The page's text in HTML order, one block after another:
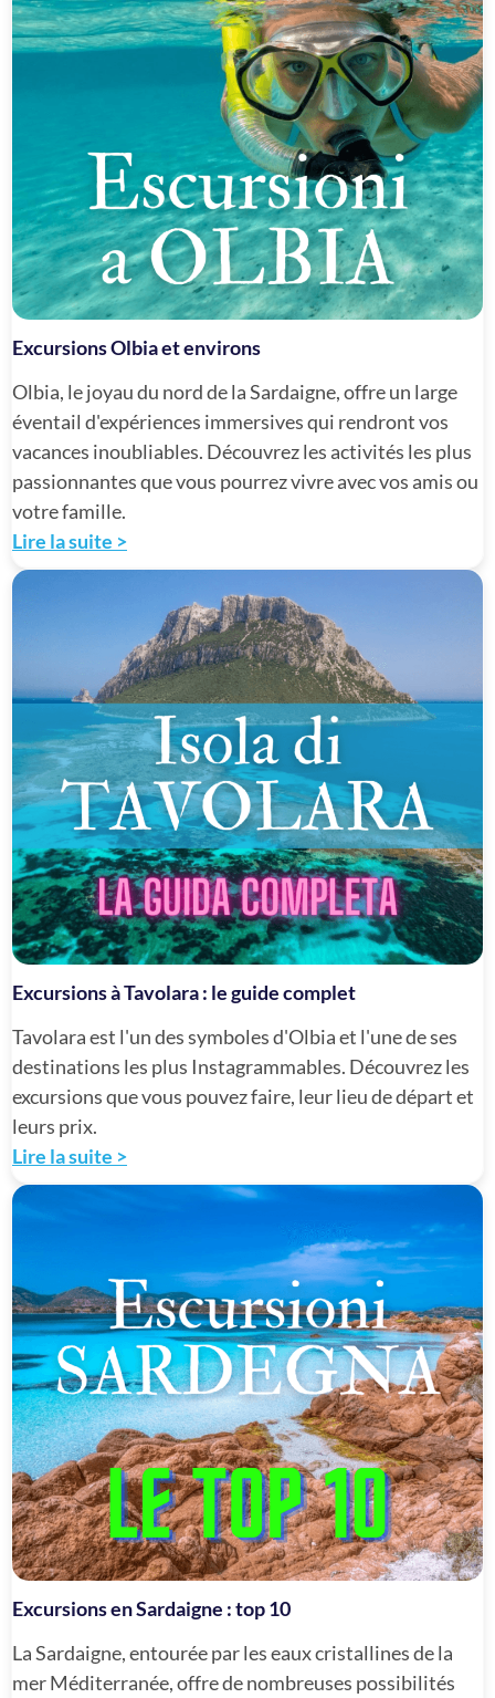
Excursions Olbia et environs
Olbia, le joyau du nord de la Sardaigne, offre un large
éventail d'expériences immersives qui rendront vos
vacances inoubliables. Découvrez les activités les plus
passionnantes que vous pourrez vivre avec vos amis ou
votre famille.
Lire la suite >
Excursions à Tavolara : le guide complet
Tavolara est l'un des symboles d'Olbia et l'une de ses
destinations les plus Instagrammables. Découvrez les
excursions que vous pouvez faire, leur lieu de départ et
leurs prix.
Lire la suite >
Excursions en Sardaigne : top 10
La Sardaigne, entourée par les eaux cristallines de la
mer Méditerranée, offre de nombreuses possibilités